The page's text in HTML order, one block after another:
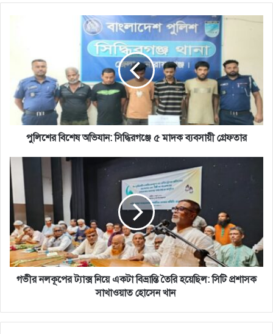
সিদ্ধিরগঞ্জে
মাদক
ব্যবসায়ী
গ্রেফতার
পুলিশের বিশেষ অভিযান: সিদ্ধিরগঞ্জে ৫ মাদক ব্যবসায়ী গ্রেফতার
গভীর
নলকূপের
ট্যাক্স
নিয়ে
একটা
বিভ্রান্তি
তৈরি
হয়েছিল:
সিটি
প্রশাসক
গভীর নলকূপের ট্যাক্স নিয়ে একটা বিভ্রান্তি তৈরি হয়েছিল: সিটি প্রশাসক
সাখাওয়াত হোসেন খান